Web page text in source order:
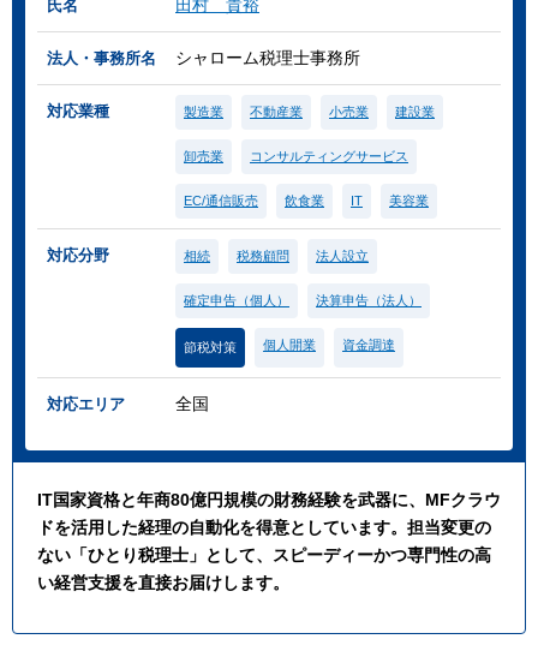
氏名 田村 貴裕
法人・事務所名 シャローム税理士事務所
対応業種 製造業 不動産業 小売業 建設業
卸売業 コンサルティングサービス
EC/通信販売 飲食業 IT 美容業
対応分野 相続 税務顧問 法人設立
確定申告（個人） 決算申告（法人）
節税対策 個人開業 資金調達
対応エリア 全国
IT国家資格と年商80億円規模の財務経験を武器に、MFクラウ
ドを活用した経理の自動化を得意としています。担当変更の
ない「ひとり税理士」として、スピーディーかつ専門性の高
い経営支援を直接お届けします。